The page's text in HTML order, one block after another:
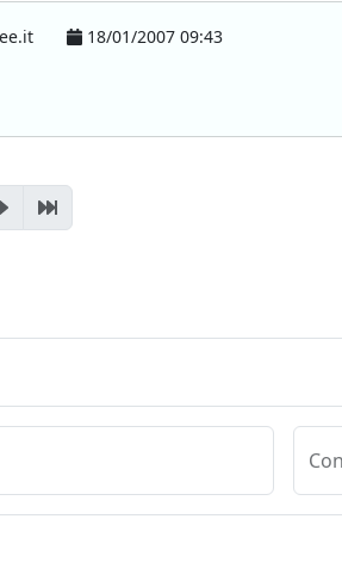
18/01/2007 09:43